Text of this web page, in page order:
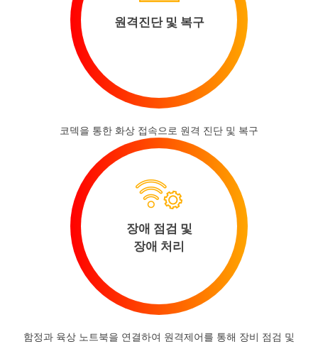
원격진단 및 복구
코덱을 통한 화상 접속으로 원격 진단 및 복구
장애 점검 및
장애 처리
함정과 육상 노트북을 연결하여 원격제어를 통해 장비 점검 및